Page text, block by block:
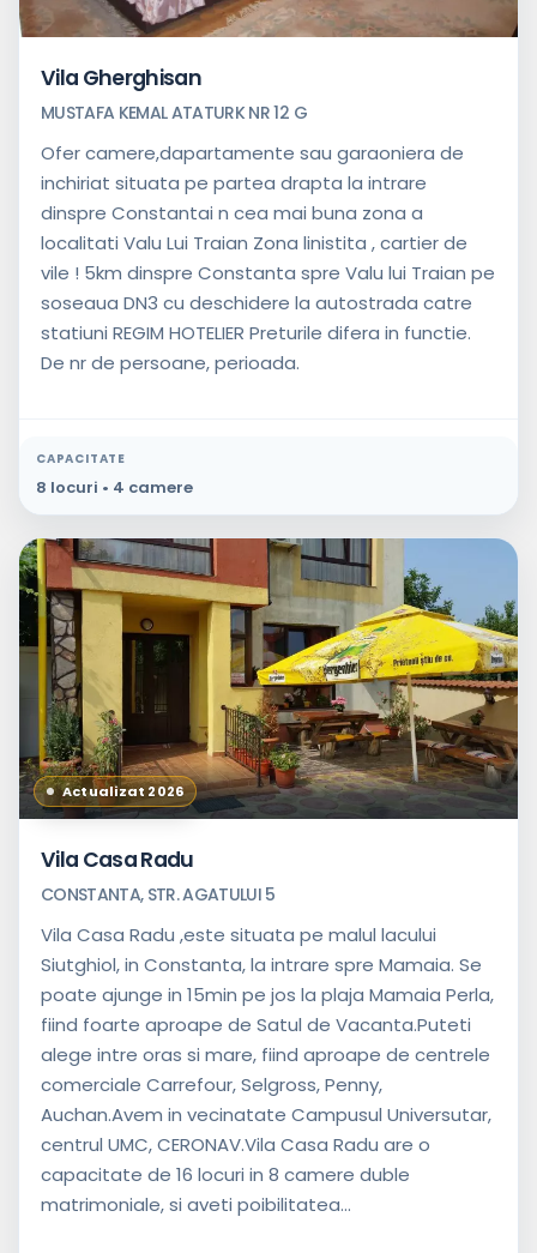
Vila Gherghisan
MUSTAFA KEMAL ATATURK NR 12 G
Ofer camere,dapartamente sau garaoniera de
inchiriat situata pe partea drapta la intrare
dinspre Constantai n cea mai buna zona a
localitati Valu Lui Traian Zona linistita , cartier de
vile ! 5km dinspre Constanta spre Valu lui Traian pe
soseaua DN3 cu deschidere la autostrada catre
statiuni REGIM HOTELIER Preturile difera in functie.
De nr de persoane, perioada.
CAPACITATE
8 locuri • 4 camere
Actualizat 2026
Vila Casa Radu
CONSTANTA, STR. AGATULUI 5
Vila Casa Radu ,este situata pe malul lacului
Siutghiol, in Constanta, la intrare spre Mamaia. Se
poate ajunge in 15min pe jos la plaja Mamaia Perla,
fiind foarte aproape de Satul de Vacanta.Puteti
alege intre oras si mare, fiind aproape de centrele
comerciale Carrefour, Selgross, Penny,
Auchan.Avem in vecinatate Campusul Universutar,
centrul UMC, CERONAV.Vila Casa Radu are o
capacitate de 16 locuri in 8 camere duble
matrimoniale, si aveti poibilitatea...